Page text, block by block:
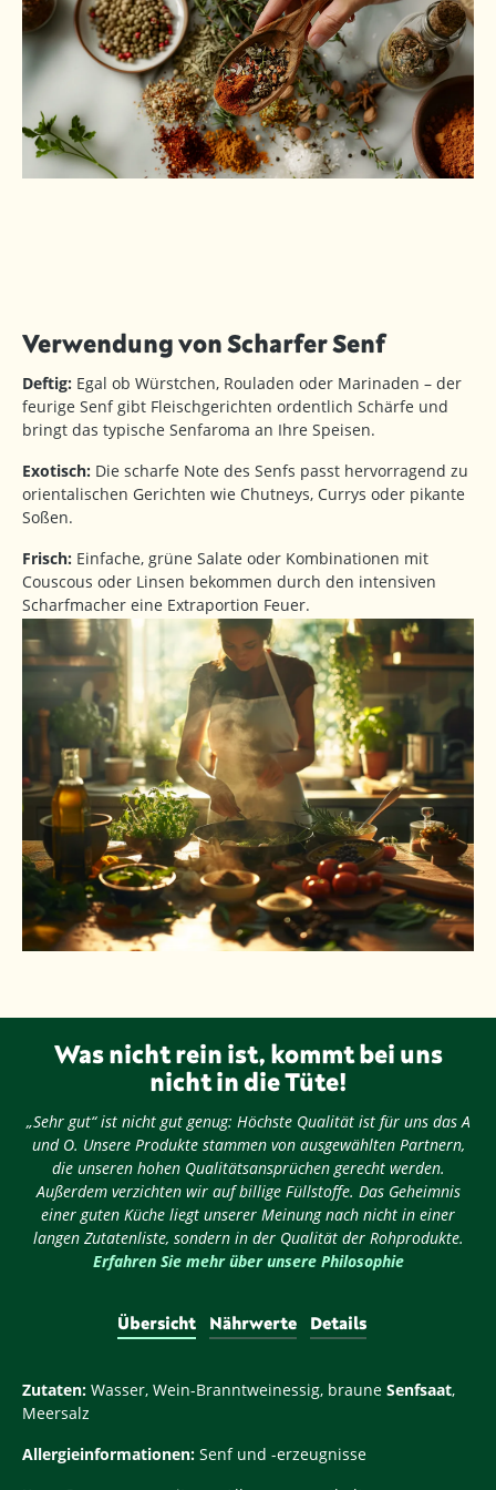
Verwendung von Scharfer Senf
Deftig: Egal ob Würstchen, Rouladen oder Marinaden – der
feurige Senf gibt Fleischgerichten ordentlich Schärfe und
bringt das typische Senfaroma an Ihre Speisen.
Exotisch: Die scharfe Note des Senfs passt hervorragend zu
orientalischen Gerichten wie Chutneys, Currys oder pikante
Soßen.
Frisch: Einfache, grüne Salate oder Kombinationen mit
Couscous oder Linsen bekommen durch den intensiven
Scharfmacher eine Extraportion Feuer.
Was nicht rein ist, kommt bei uns
nicht in die Tüte!
„Sehr gut“ ist nicht gut genug: Höchste Qualität ist für uns das A
und O. Unsere Produkte stammen von ausgewählten Partnern,
die unseren hohen Qualitätsansprüchen gerecht werden.
Außerdem verzichten wir auf billige Füllstoffe. Das Geheimnis
einer guten Küche liegt unserer Meinung nach nicht in einer
langen Zutatenliste, sondern in der Qualität der Rohprodukte.
Erfahren Sie mehr über unsere Philosophie
Übersicht Nährwerte Details
Zutaten: Wasser, Wein-Branntweinessig, braune Senfsaat,
Meersalz
Allergieinformationen: Senf und -erzeugnisse